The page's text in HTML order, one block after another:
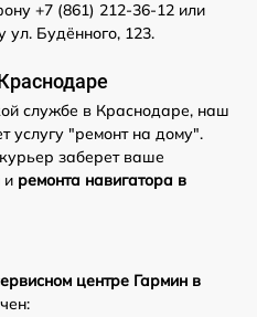
+7 (861) 212-36-12 или
ул. Будённого, 123.
службе в Краснодаре, наш
услугу "ремонт на дому".
заберет ваше
и ремонта навигатора в
центре Гармин в